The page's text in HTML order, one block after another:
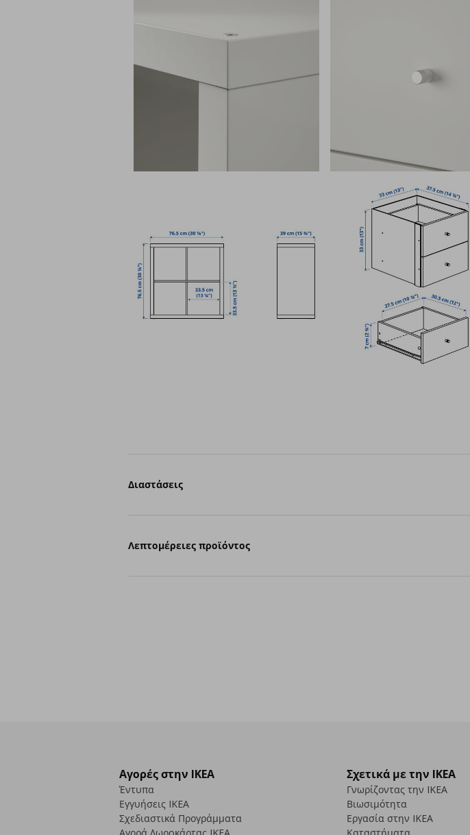
Διαστάσεις
Λεπτομέρειες προϊόντος
Αγορές στην IKEA
Έντυπα
Εγγυήσεις IKEA
Σχεδιαστικά Προγράμματα
Σχετικά με την IKEA
Γνωρίζοντας την IKEA
Βιωσιμότητα
Εργασία στην IKEA